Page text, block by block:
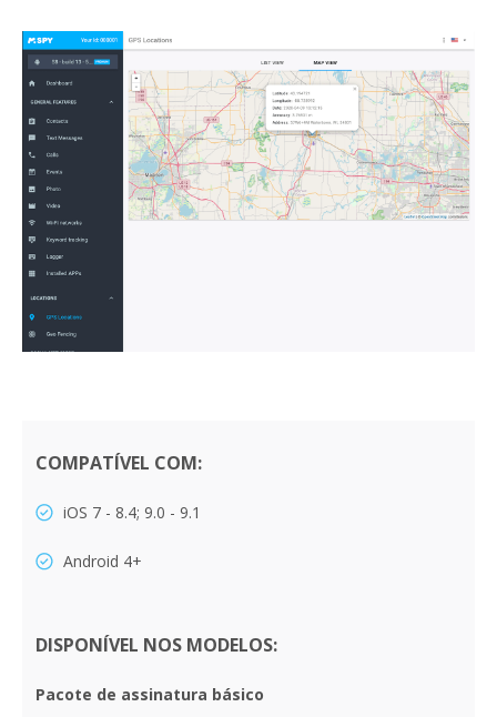
COMPATÍVEL COM:
iOS 7 - 8.4; 9.0 - 9.1
Android 4+
DISPONÍVEL NOS MODELOS:
Pacote de assinatura básico